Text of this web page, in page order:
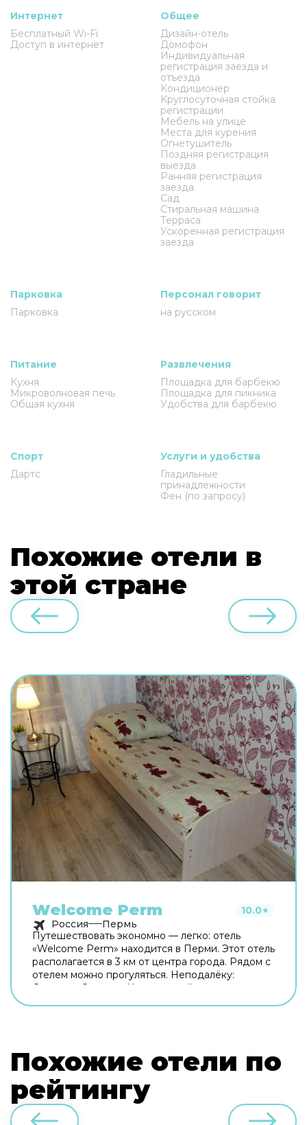
Интернет
Бесплатный Wi-Fi
Доступ в интернет
Общее
Дизайн-отель
Домофон
Индивидуальная
регистрация заезда и
отъезда
Кондиционер
Круглосуточная стойка
регистрации
Мебель на улице
Места для курения
Огнетушитель
Поздняя регистрация
выезда
Ранняя регистрация
заезда
Сад
Стиральная машина
Терраса
Ускоренная регистрация
заезда
Парковка
Парковка
Персонал говорит
на русском
Питание
Кухня
Микроволновая печь
Общая кухня
Развлечения
Площадка для барбекю
Площадка для пикника
Удобства для барбекю
Спорт
Дартс
Услуги и удобства
Гладильные
принадлежности
Фен (по запросу)
Похожие отели в
этой стране
Welcome Perm 10.0★
Россия
Пермь
Путешествовать экономно — легко: отель
«Welcome Perm» находится в Перми. Этот отель
располагается в 3 км от центра города. Рядом с
отелем можно прогуляться. Неподалёку:
Стадион «Звезда», Центральный парк
распоряжении гостей индивидуальная
регистрация заезда и отъезда. Чтобы вы могли
отдохнуть после долгого дня, в номере есть
телевизор. Перечисленные услуги есть не во
всех номерах.
Похожие отели по
рейтингу